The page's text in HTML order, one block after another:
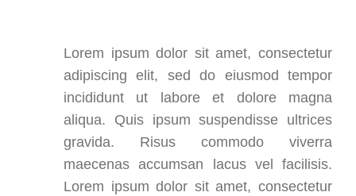
Lorem ipsum dolor sit amet, consectetur
adipiscing elit, sed do eiusmod tempor
incididunt ut labore et dolore magna
aliqua. Quis ipsum suspendisse ultrices
gravida. Risus commodo viverra
maecenas accumsan lacus vel facilisis.
Lorem ipsum dolor sit amet, consectetur